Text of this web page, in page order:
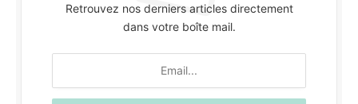
Retrouvez nos derniers articles directement
dans votre boîte mail.